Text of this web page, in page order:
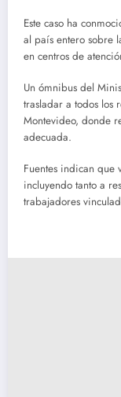
Este caso ha
al país entero sobre
en centros de
Un ómnibus del
trasladar a todos los
Montevideo, donde
adecuada.
Fuentes indican que
incluyendo tanto a
trabajadores